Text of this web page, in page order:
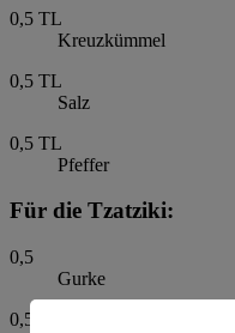
0,5 TL
Kreuzkümmel
0,5 TL
Salz
0,5 TL
Pfeffer
Für die Tzatziki:
0,5
Gurke
0,5